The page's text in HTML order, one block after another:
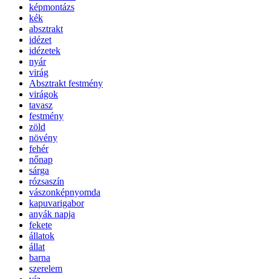
képmontázs
kék
absztrakt
idézet
idézetek
nyár
virág
Absztrakt festmény
virágok
tavasz
festmény
zöld
növény
fehér
nőnap
sárga
rózsaszín
vászonképnyomda
kapuvarigabor
anyák napja
fekete
állatok
állat
barna
szerelem